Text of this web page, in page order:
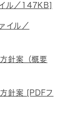
ル／147KB]
イル／
針案（概要
針案 [PDFフ